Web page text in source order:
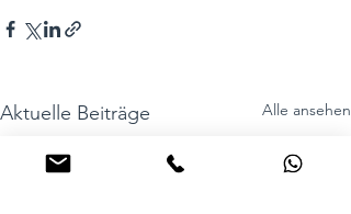
Aktuelle Beiträge Alle ansehen